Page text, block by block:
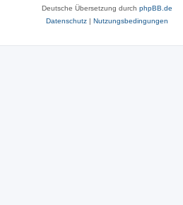
Deutsche Übersetzung durch phpBB.de
Datenschutz | Nutzungsbedingungen